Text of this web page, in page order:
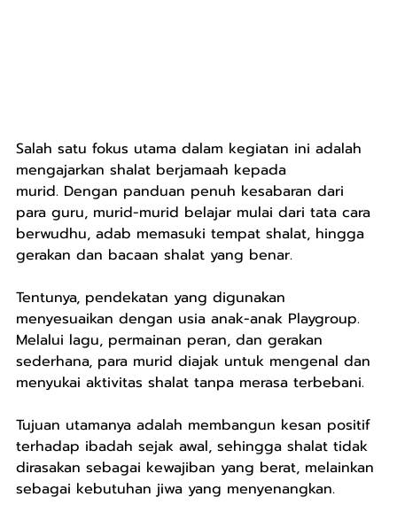
Salah satu fokus utama dalam kegiatan ini adalah
mengajarkan shalat berjamaah kepada
murid. Dengan panduan penuh kesabaran dari
para guru, murid-murid belajar mulai dari tata cara
berwudhu, adab memasuki tempat shalat, hingga
gerakan dan bacaan shalat yang benar.
Tentunya, pendekatan yang digunakan
menyesuaikan dengan usia anak-anak Playgroup.
Melalui lagu, permainan peran, dan gerakan
sederhana, para murid diajak untuk mengenal dan
menyukai aktivitas shalat tanpa merasa terbebani.
Tujuan utamanya adalah membangun kesan positif
terhadap ibadah sejak awal, sehingga shalat tidak
dirasakan sebagai kewajiban yang berat, melainkan
sebagai kebutuhan jiwa yang menyenangkan.